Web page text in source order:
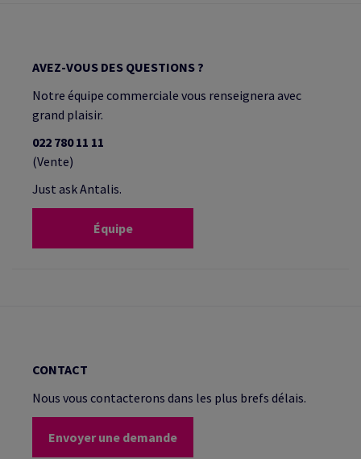
AVEZ-VOUS DES QUESTIONS ?
Notre équipe commerciale vous renseignera avec
grand plaisir.
022 780 11 11
(Vente)
Just ask Antalis.
Équipe
CONTACT
Nous vous contacterons dans les plus brefs délais.
Envoyer une demande